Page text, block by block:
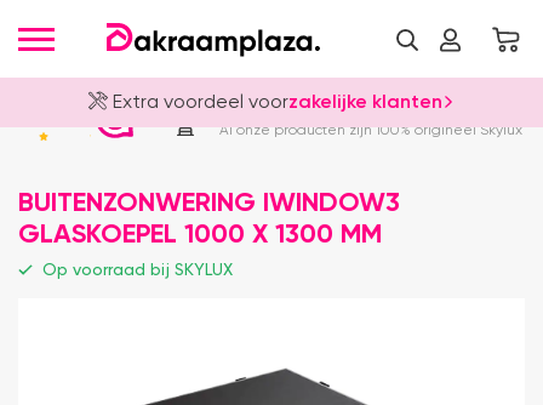
Extra voordeel voorzakelijke klanten
Officieel Skylux Dealer
Al onze producten zijn 100% origineel Skylux
BUITENZONWERING IWINDOW3
GLASKOEPEL 1000 X 1300 MM
Op voorraad bij SKYLUX